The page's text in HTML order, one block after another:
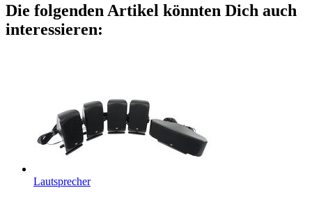
Die folgenden Artikel könnten Dich auch
interessieren:
Lautsprecher